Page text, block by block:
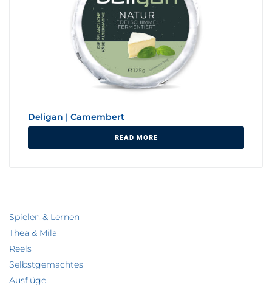
Deligan | Camembert
READ MORE
Spielen & Lernen
Thea & Mila
Reels
Selbstgemachtes
Ausflüge